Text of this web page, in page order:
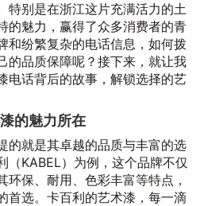
特别是在浙江这片充满活力的土
的魅力，赢得了众多消费者的青
和纷繁复杂的电话信息，如何拨
的品质保障呢？接下来，就让我
电话背后的故事，解锁选择的艺
的魅力所在
的就是其卓越的品质与丰富的选
（KABEL）为例，这个品牌不仅
环保、耐用、色彩丰富等特点，
首选。卡百利的艺术漆，每一滴